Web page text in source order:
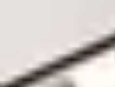
Supermarché Online